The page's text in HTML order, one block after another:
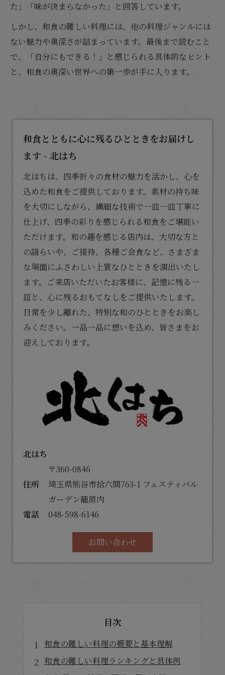
た」「味が決まらなかった」と回答しています。
しかし、和食の難しい料理には、他の料理ジャンルには
ない魅力や奥深さが詰まっています。最後まで読むこと
で、「自分にもできる！」と感じられる具体的なヒント
と、和食の奥深い世界への第一歩が手に入ります。
和食とともに心に残るひとときをお届けし
ます - 北はち
北はちは、四季折々の食材の魅力を活かし、心を
込めた和食をご提供しております。素材の持ち味
を大切にしながら、繊細な技術で一皿一皿丁寧に
仕上げ、四季の彩りを感じられる和食をご堪能い
ただけます。和の趣を感じる店内は、大切な方と
の語らいや、ご接待、各種ご会食など、さまざま
な場面にふさわしい上質なひとときを演出いたし
ます。ご来店いただいたお客様に、記憶に残る一
皿と、心に残るおもてなしをご提供いたします。
日常を少し離れた、特別な和のひとときをお楽し
みください。一品一品に想いを込め、皆さまをお
迎えしております。
北はち
住所
〒360-0846
埼玉県熊谷市拾六間763-1 フェスティバル
ガーデン籠原内
電話
048-598-6146
お問い合わせ
目次
和食の難しい料理の概要と基本理解
和食の難しい料理ランキングと具体例